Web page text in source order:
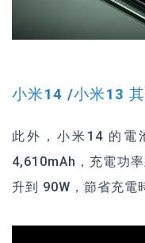
小米14 /小米13
此外，小米14 的電
4,610mAh，充電功
升到 90W，節省充電